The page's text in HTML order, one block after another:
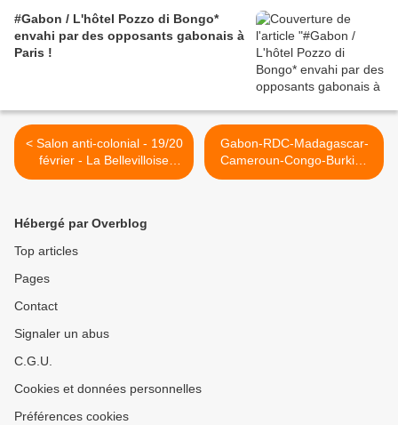
#Gabon / L'hôtel Pozzo di Bongo*
envahi par des opposants gabonais à
Paris !
< Salon anti-colonial - 19/20
février - La Bellevilloise
(Paris)
Gabon-RDC-Madagascar-
Cameroun-Congo-Burkina
Faso - Marche à Paris le
Hébergé par Overblog
Top articles
Pages
Contact
Signaler un abus
C.G.U.
Cookies et données personnelles
Préférences cookies